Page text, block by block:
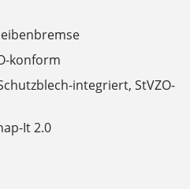
konform
integriert, StVZO-
It 2.0